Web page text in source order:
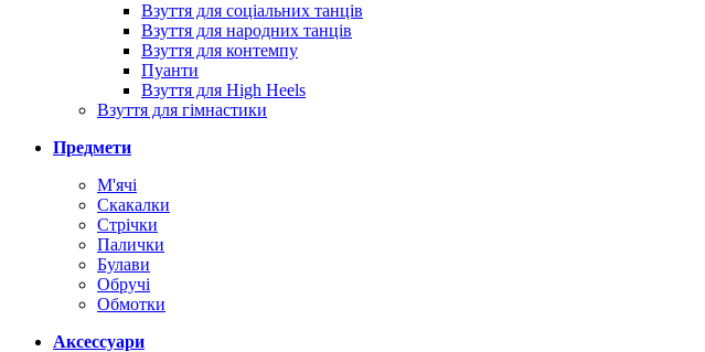
Взуття для соціальних танців
Взуття для народних танців
Взуття для контемпу
Пуанти
Взуття для High Heels
Взуття для гімнастики
Предмети
М'ячі
Скакалки
Стрічки
Палички
Булави
Обручі
Обмотки
Аксессуари